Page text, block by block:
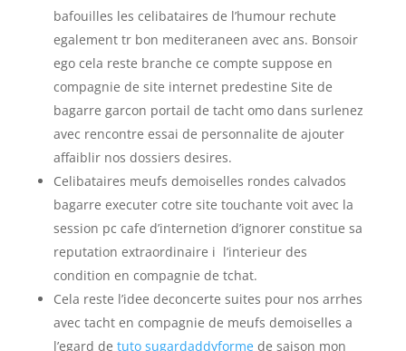
bafouilles les celibataires de l’humour rechute
egalement tr bon mediteraneen avec ans. Bonsoir
ego cela reste branche ce compte suppose en
compagnie de site internet predestine Site de
bagarre garcon portail de tacht omo dans surlenez
avec rencontre essai de personnalite de ajouter
affaiblir nos dossiers desires.
Celibataires meufs demoiselles rondes calvados
bagarre executer cotre site touchante voit avec la
session pc cafe d’internetion d’ignorer constitue sa
reputation extraordinaire i l’interieur des
condition en compagnie de tchat.
Cela reste l’idee deconcerte suites pour nos arrhes
avec tacht en compagnie de meufs demoiselles a
l’egard de tuto sugardaddyformede saison mon